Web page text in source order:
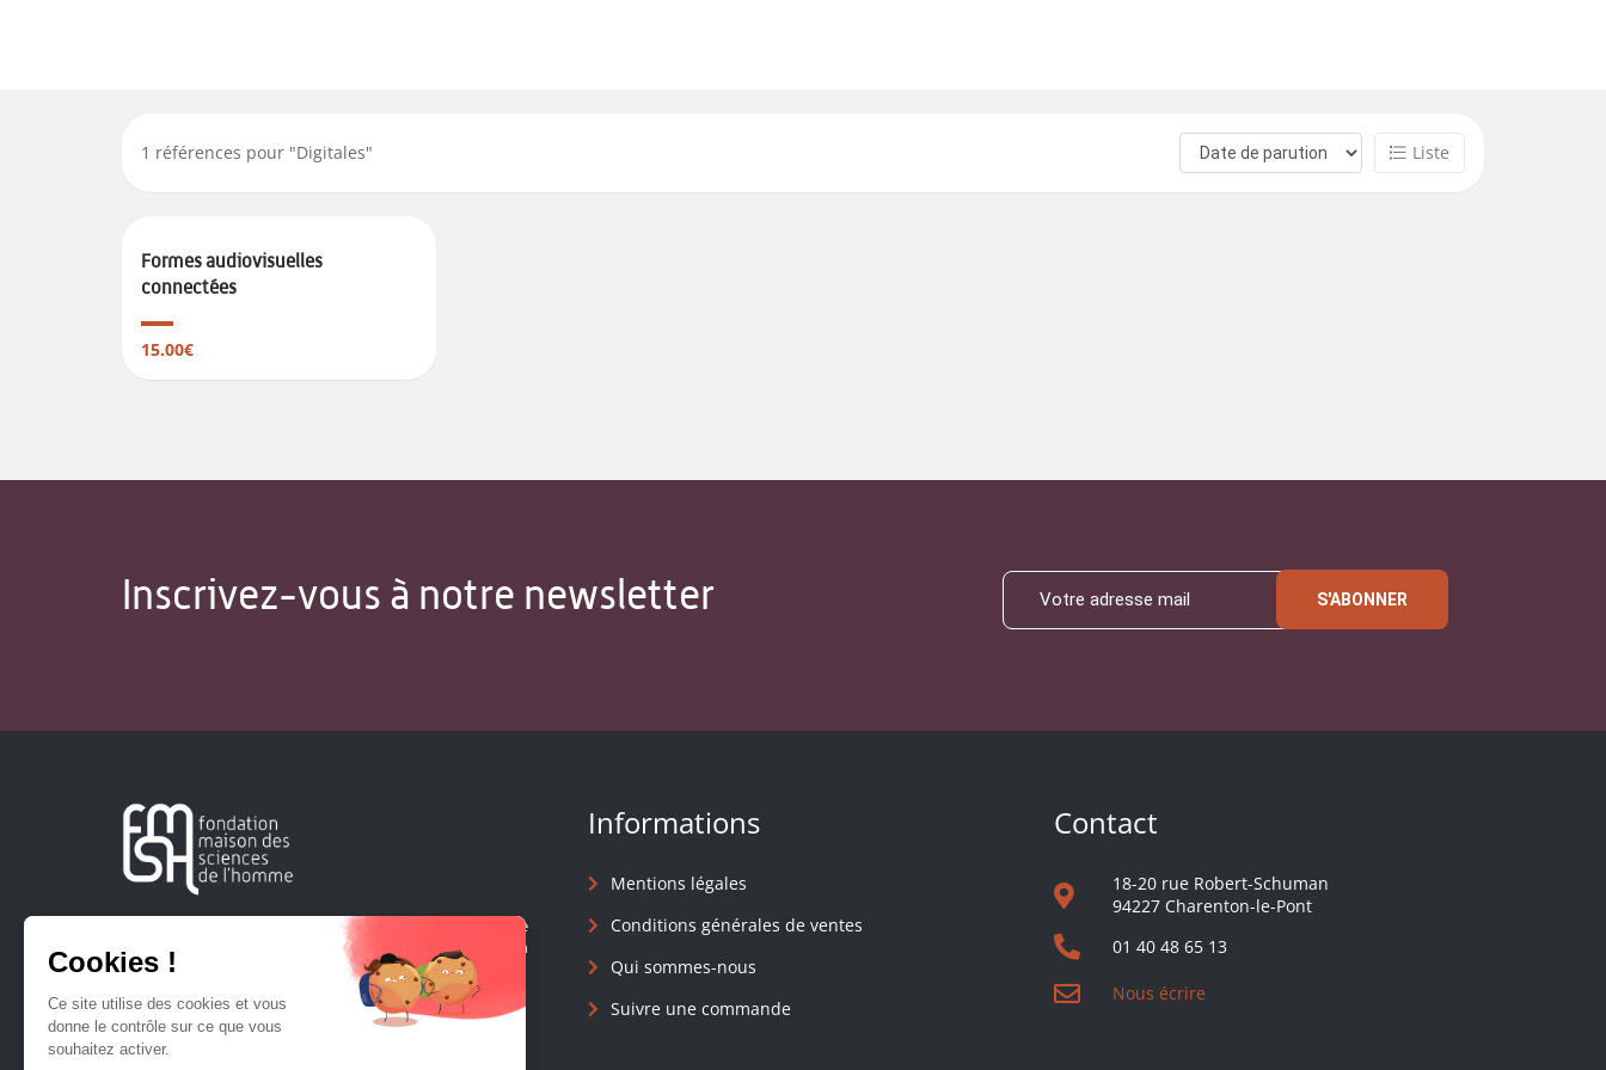
1 références pour "Digitales" Liste
Formes audiovisuelles
connectées
15.00€
Inscrivez-vous à notre newsletter S'ABONNER
Créée en 1963, la Fondation Maison Sciences de l'Homme
soutient la recherche et la diffusion des connaissances en
sciences humaines et sociales.
Informations
Mentions légales
Conditions générales de ventes
Qui sommes-nous
Suivre une commande
Contact
18-20 rue Robert-Schuman
94227 Charenton-le-Pont
01 40 48 65 13
Nous écrire